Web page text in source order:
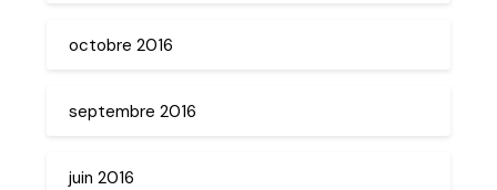
octobre 2016
septembre 2016
juin 2016